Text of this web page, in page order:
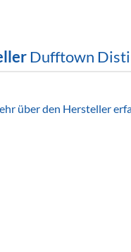
Dufftown
über den Hersteller